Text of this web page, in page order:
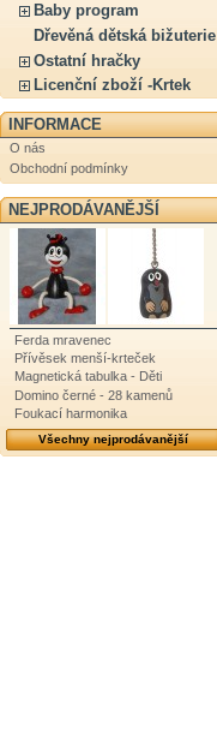
Baby program
Dřevěná dětská bižuterie
Ostatní hračky
Licenční zboží -Krtek
INFORMACE
O nás
Obchodní podmínky
NEJPRODÁVANĚJŠÍ
Ferda mravenec
Přívěsek menší-krteček
Magnetická tabulka - Děti
Domino černé - 28 kamenů
Foukací harmonika
Všechny nejprodávanější